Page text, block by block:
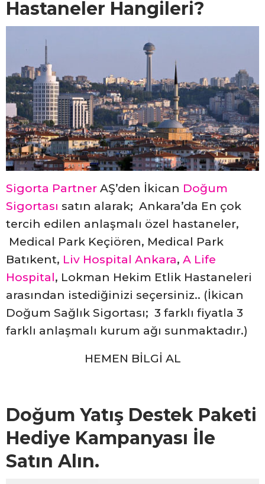
Hastaneler Hangileri?
Sigorta Partner AŞ’den İkican Doğum
Sigortası satın alarak; Ankara’da En çok
tercih edilen anlaşmalı özel hastaneler,
Medical Park Keçiören, Medical Park
Batıkent, Liv Hospital Ankara, A Life
Hospital, Lokman Hekim Etlik Hastaneleri
arasından istediğinizi seçersiniz.. (İkican
Doğum Sağlık Sigortası; 3 farklı fiyatla 3
farklı anlaşmalı kurum ağı sunmaktadır.)
HEMEN BİLGİ AL
Doğum Yatış Destek Paketi
Hediye Kampanyası İle
Satın Alın.